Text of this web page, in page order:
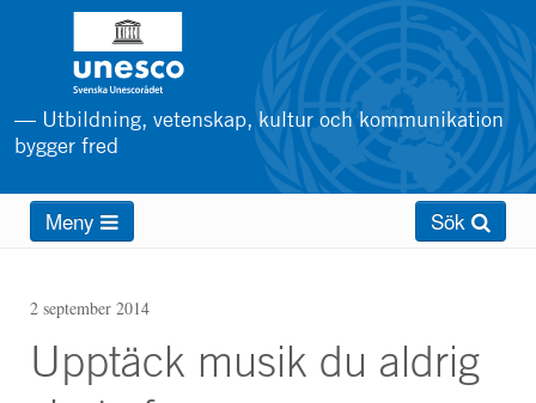
huvudinnehåll
— Utbildning, vetenskap, kultur och kommunikation
bygger fred
Main
menuMeny Sök
2 september 2014
Upptäck musik du aldrig